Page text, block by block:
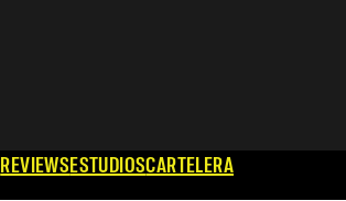
REVIEWSESTUDIOSCARTELERA